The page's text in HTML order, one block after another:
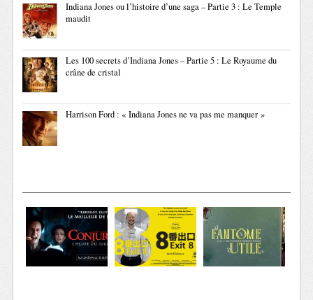
Indiana Jones ou l’histoire d’une saga – Partie 3 : Le Temple
maudit
Les 100 secrets d’Indiana Jones – Partie 5 : Le Royaume du
crâne de cristal
Harrison Ford : « Indiana Jones ne va pas me manquer »